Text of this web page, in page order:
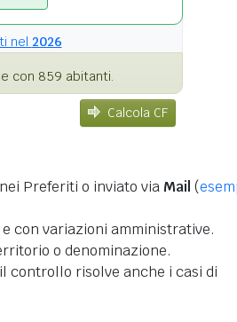
nel 2026
con 859 abitanti.
Calcola CF
Preferiti o inviato via Mail (
con variazioni amministrative.
o denominazione.
controllo risolve anche i casi di